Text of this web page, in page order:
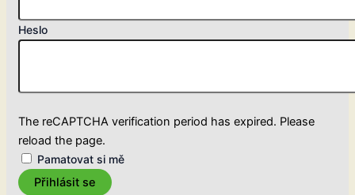
Heslo
The reCAPTCHA verification period has expired. Please
reload the page.
Pamatovat si mě
Přihlásit se